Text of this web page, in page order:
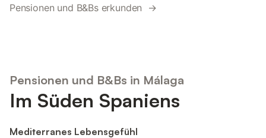
Pensionen und B&Bs erkunden →
Pensionen und B&Bs in Málaga
Im Süden Spaniens
Mediterranes Lebensgefühl